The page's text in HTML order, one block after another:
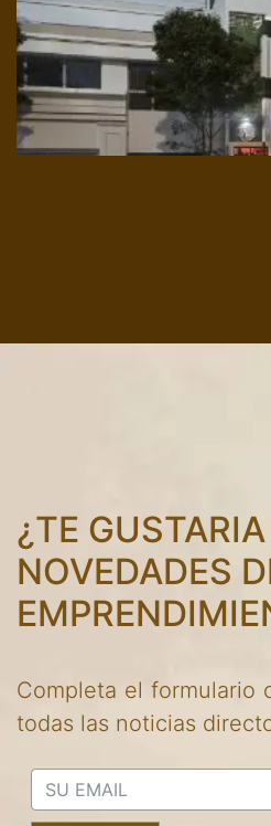
¿TE
NOVEDADES
Completa el formulario
todas las noticias